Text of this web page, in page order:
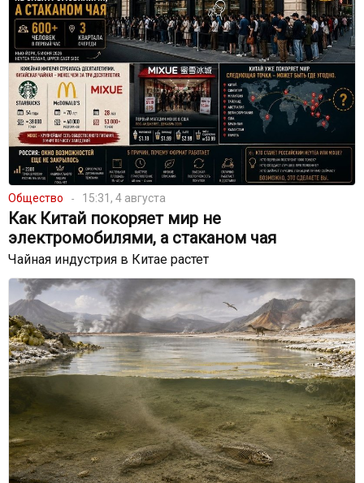
Общество 15:31, 4 августа
Как Китай покоряет мир не
электромобилями, а стаканом чая
Чайная индустрия в Китае растет